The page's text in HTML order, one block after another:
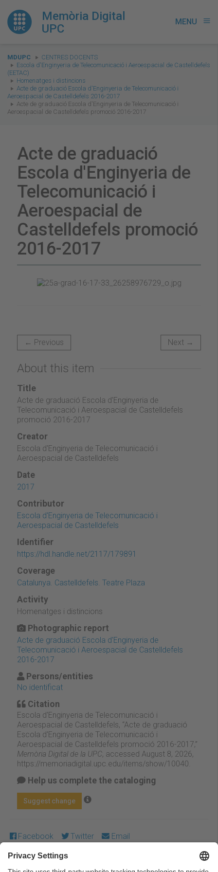
Memòria Digital
UPC
MENU menu
You
are
here:
MDUPC
CENTRES DOCENTS
Escola d'Enginyeria de Telecomunicació i Aeroespacial de Castelldefels
(EETAC)
Homenatges i distincions
Acte de graduació Escola d'Enginyeria de Telecomunicació i
Aeroespacial de Castelldefels 2016-2017
Acte de graduació Escola d'Enginyeria de Telecomunicació i
Aeroespacial de Castelldefels promoció 2016-2017
Acte de graduació
Escola d'Enginyeria de
Telecomunicació i
Aeroespacial de
Castelldefels promoció
2016-2017
← Previous Next →
About this item
Title
Acte de graduació Escola d'Enginyeria de
Telecomunicació i Aeroespacial de Castelldefels
promoció 2016-2017
Creator
Escola d'Enginyeria de Telecomunicació i
Aeroespacial de Castelldefels
Date
2017
Contributor
Escola d'Enginyeria de Telecomunicació i
Aeroespacial de Castelldefels
Identifier
https://hdl.handle.net/2117/179891
Coverage
Catalunya. Castelldefels. Teatre Plaza
Activity
Homenatges i distincions
Photographic report
Acte de graduació Escola d'Enginyeria de
Telecomunicació i Aeroespacial de Castelldefels
2016-2017
Persons/entities
No identificat
Citation
Escola d'Enginyeria de Telecomunicació i
Aeroespacial de Castelldefels, “Acte de graduació
Escola d'Enginyeria de Telecomunicació i
Aeroespacial de Castelldefels promoció 2016-2017,”
Memòria Digital de la UPC, accessed August 8, 2026,
https://memoriadigital.upc.edu/items/show/10040
Help us complete the cataloging
Suggest change
Facebook Twitter Email